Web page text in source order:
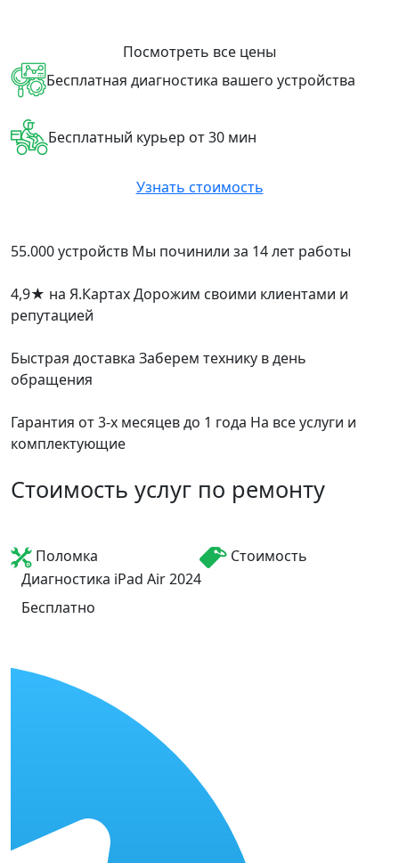
Посмотреть все цены
Бесплатная диагностика вашего устройства
Бесплатный курьер от 30 мин
Узнать стоимость
55.000 устройств Мы починили за 14 лет работы
4,9★ на Я.КартахДорожим своими клиентами и
репутацией
Быстрая доставка Заберем технику в день
обращения
Гарантия от 3-х месяцев до 1 года На все услуги и
комплектующие
Стоимость услуг по ремонту
Поломка
Стоимость
Диагностика iPad Air 2024
Бесплатно